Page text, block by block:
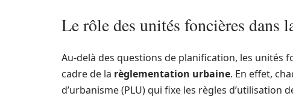
Le rôle des unités foncières dans
Au-delà des questions de planification, les
cadre de la règlementation urbaine. En effet,
d’urbanisme (PLU) qui fixe les règles d’utilisation